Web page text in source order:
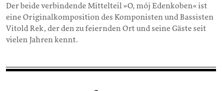
Der beide verbindende Mittelteil »O, mój Edenkoben« ist
eine Originalkomposition des Komponisten und Bassisten
Vitold Rek, der den zu feiernden Ort und seine Gäste seit
vielen Jahren kennt.